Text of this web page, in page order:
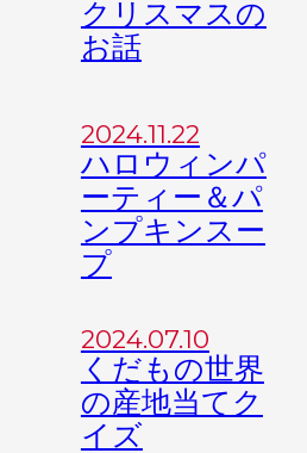
クリスマスの
お話
2024.11.22
ハロウィンパ
ーティー＆パ
ンプキンスー
プ
2024.07.10
くだもの世界
の産地当てク
イズ